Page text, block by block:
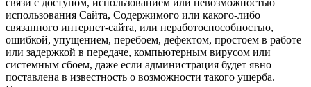
использования Сайта, Содержимого или какого-либо
связанного интернет-сайта, или неработоспособностью,
ошибкой, упущением, перебоем, дефектом, простоем в работе
или задержкой в передаче, компьютерным вирусом или
системным сбоем, даже если администрация будет явно
поставлена в известность о возможности такого ущерба.